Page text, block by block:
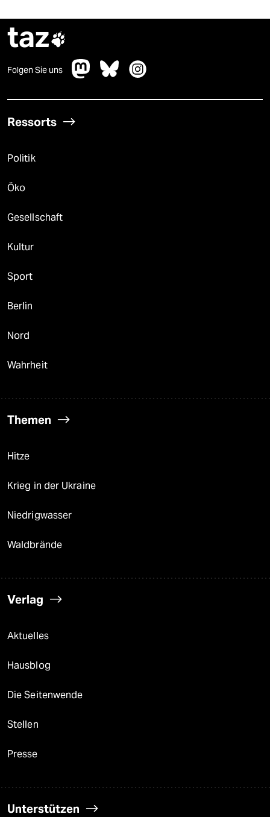
taz
Folgen Sie uns
Ressorts
Politik
Öko
Gesellschaft
Kultur
Sport
Berlin
Nord
Wahrheit
Themen
Hitze
Krieg in der Ukraine
Niedrigwasser
Waldbrände
Verlag
Aktuelles
Hausblog
Die Seitenwende
Stellen
Presse
Unterstützen